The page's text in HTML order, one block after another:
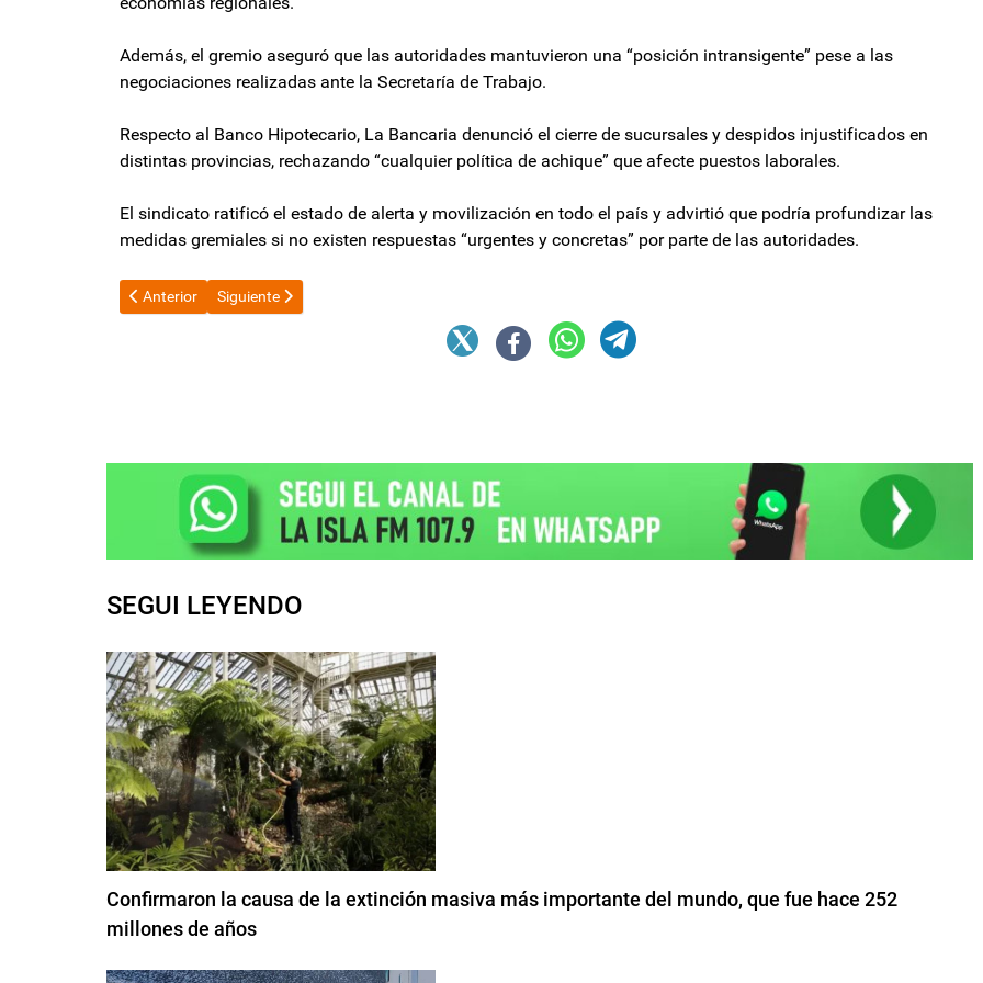
Además, el gremio aseguró que las autoridades mantuvieron una “posición intransigente” pese a las
negociaciones realizadas ante la Secretaría de Trabajo.
Respecto al Banco Hipotecario, La Bancaria denunció el cierre de sucursales y despidos injustificados en
distintas provincias, rechazando “cualquier política de achique” que afecte puestos laborales.
El sindicato ratificó el estado de alerta y movilización en todo el país y advirtió que podría profundizar las
medidas gremiales si no existen respuestas “urgentes y concretas” por parte de las autoridades.
Artículo anterior: Marcha Universitaria: pidieron que la Corte Suprema “los acompañe” y “no permita que el Gobierno siga
Anterior Artículo siguiente: El Gobierno negocia con gobernadores y cree que no habrá quórum en la sesión para interpelar
Siguiente
SEGUI LEYENDO
Confirmaron la causa de la extinción masiva más importante del mundo, que fue hace 252
millones de años